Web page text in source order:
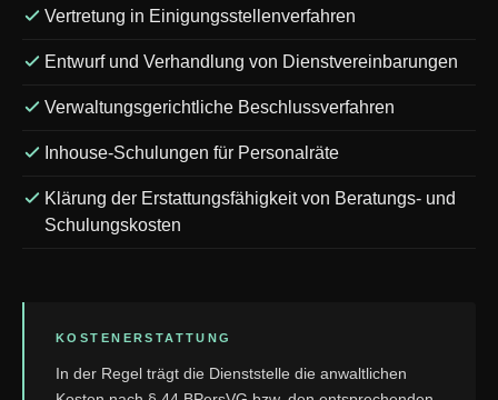
Vertretung in Einigungsstellenverfahren
Entwurf und Verhandlung von Dienstvereinbarungen
Verwaltungsgerichtliche Beschlussverfahren
Inhouse-Schulungen für Personalräte
Klärung der Erstattungsfähigkeit von Beratungs- und
Schulungskosten
KOSTENERSTATTUNG
In der Regel trägt die Dienststelle die anwaltlichen